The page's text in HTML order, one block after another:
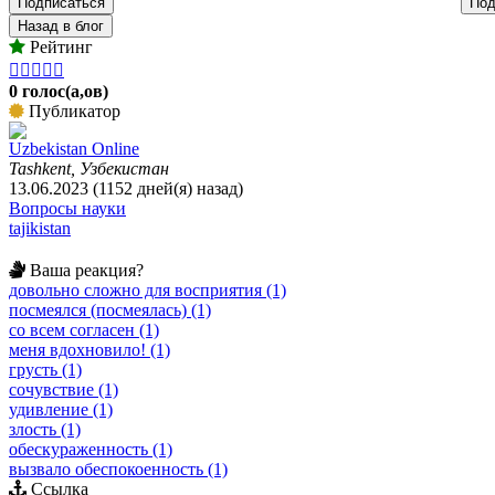
Назад в блог
Рейтинг
    
0 голос(а,ов)
Публикатор
Uzbekistan Online
Tashkent, Узбекистан
13.06.2023 (1152 дней(я) назад)
Вопросы науки
tajikistan
Ваша реакция?
довольно сложно для восприятия (1)
посмеялся (посмеялась) (1)
со всем согласен (1)
меня вдохновило! (1)
грусть (1)
сочувствие (1)
удивление (1)
злость (1)
обескураженность (1)
вызвало обеспокоенность (1)
Ссылка